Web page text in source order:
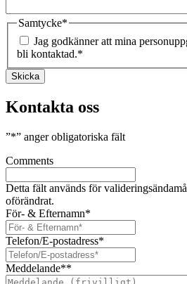
Samtycke*
Jag godkänner att mina
bli kontaktad.*
Skicka
Kontakta oss
”*” anger obligatoriska fält
Comments
Detta fält används för
oförändrat.
För- & Efternamn*
Telefon/E-postadress*
Meddelande**